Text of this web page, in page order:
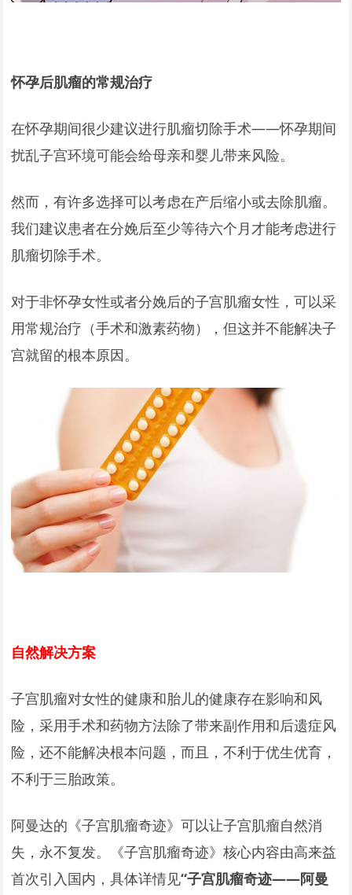
怀孕后肌瘤的常规治疗
在怀孕期间很少建议进行肌瘤切除手术——怀孕期间
扰乱子宫环境可能会给母亲和婴儿带来风险。
然而，有许多选择可以考虑在产后缩小或去除肌瘤。
我们建议患者在分娩后至少等待六个月才能考虑进行
肌瘤切除手术。
对于非怀孕女性或者分娩后的子宫肌瘤女性，可以采
用常规治疗（手术和激素药物），但这并不能解决子
宫就留的根本原因。
自然解决方案
子宫肌瘤对女性的健康和胎儿的健康存在影响和风
险，采用手术和药物方法除了带来副作用和后遗症风
险，还不能解决根本问题，而且，不利于优生优育，
不利于三胎政策。
阿曼达的《子宫肌瘤奇迹》可以让子宫肌瘤自然消
失，永不复发。《子宫肌瘤奇迹》核心内容由高来益
首次引入国内，具体详情见“子宫肌瘤奇迹——阿曼